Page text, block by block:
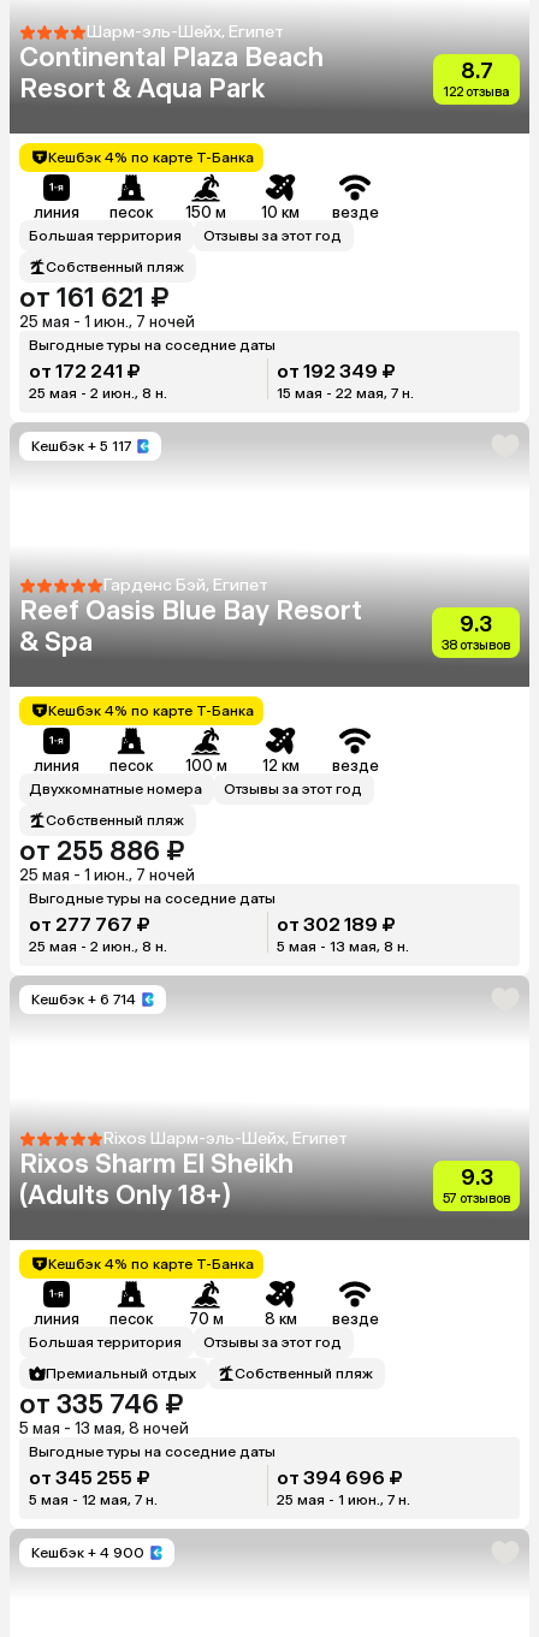
Шарм-эль-Шейх, Египет
Continental Plaza Beach
Resort & Aqua Park
8.7
122 отзыва
Кешбэк 4% по карте Т-Банка
линия песок 150 м 10 км везде
Большая территория
Отзывы за этот год
Собственный пляж
от 161 621 ₽
25 мая - 1 июн., 7 ночей
Выгодные туры на соседние даты
от 172 241 ₽
25 мая - 2 июн., 8 н.
от 192 349 ₽
15 мая - 22 мая, 7 н.
Кешбэк + 5 117
Гарденс Бэй, Египет
Reef Oasis Blue Bay Resort
& Spa
9.3
38 отзывов
Кешбэк 4% по карте Т-Банка
линия песок 100 м 12 км везде
Двухкомнатные номера
Отзывы за этот год
Собственный пляж
от 255 886 ₽
25 мая - 1 июн., 7 ночей
Выгодные туры на соседние даты
от 277 767 ₽
25 мая - 2 июн., 8 н.
от 302 189 ₽
5 мая - 13 мая, 8 н.
Кешбэк + 6 714
Rixos Шарм-эль-Шейх, Египет
Rixos Sharm El Sheikh
(Adults Only 18+)
9.3
57 отзывов
Кешбэк 4% по карте Т-Банка
линия песок 70 м 8 км везде
Большая территория
Отзывы за этот год
Премиальный отдых
Собственный пляж
от 335 746 ₽
5 мая - 13 мая, 8 ночей
Выгодные туры на соседние даты
от 345 255 ₽
5 мая - 12 мая, 7 н.
от 394 696 ₽
25 мая - 1 июн., 7 н.
Кешбэк + 4 900